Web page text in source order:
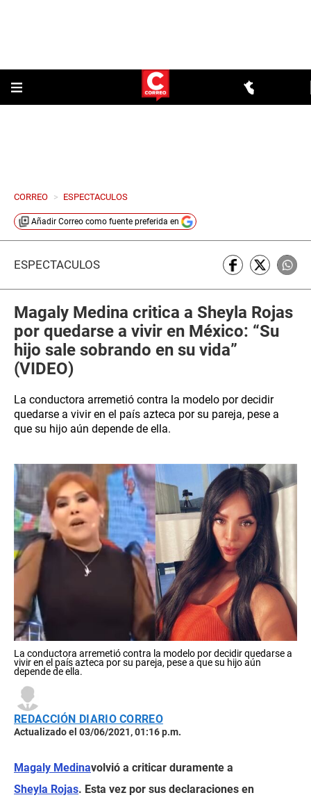
CORREO > ESPECTACULOS
Añadir Correo como fuente preferida en
ESPECTÁCULOS
Magaly Medina critica a Sheyla Rojas
por quedarse a vivir en México: “Su
hijo sale sobrando en su vida”
(VIDEO)
La conductora arremetió contra la modelo por decidir
quedarse a vivir en el país azteca por su pareja, pese a
que su hijo aún depende de ella.
La conductora arremetió contra la modelo por decidir quedarse a
vivir en el país azteca por su pareja, pese a que su hijo aún
depende de ella.
REDACCIÓN DIARIO CORREO
Actualizado el 03/06/2021, 01:16 p.m.
Magaly Medinavolvió a criticar duramente a
Sheyla Rojas. Esta vez por sus declaraciones en